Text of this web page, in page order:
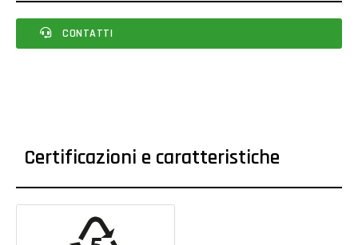
CONTATTI
Certificazioni e caratteristiche